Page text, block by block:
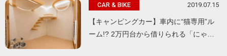
CAR & BIKE 2019.07.15
【キャンピングカー】車内に“猫専用”ル
ーム!? 2万円台から借りられる「にゃ…